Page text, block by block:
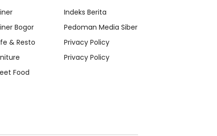
Bogor
& Resto
Food
Indeks Berita
Pedoman Media Siber
Privacy Policy
Privacy Policy